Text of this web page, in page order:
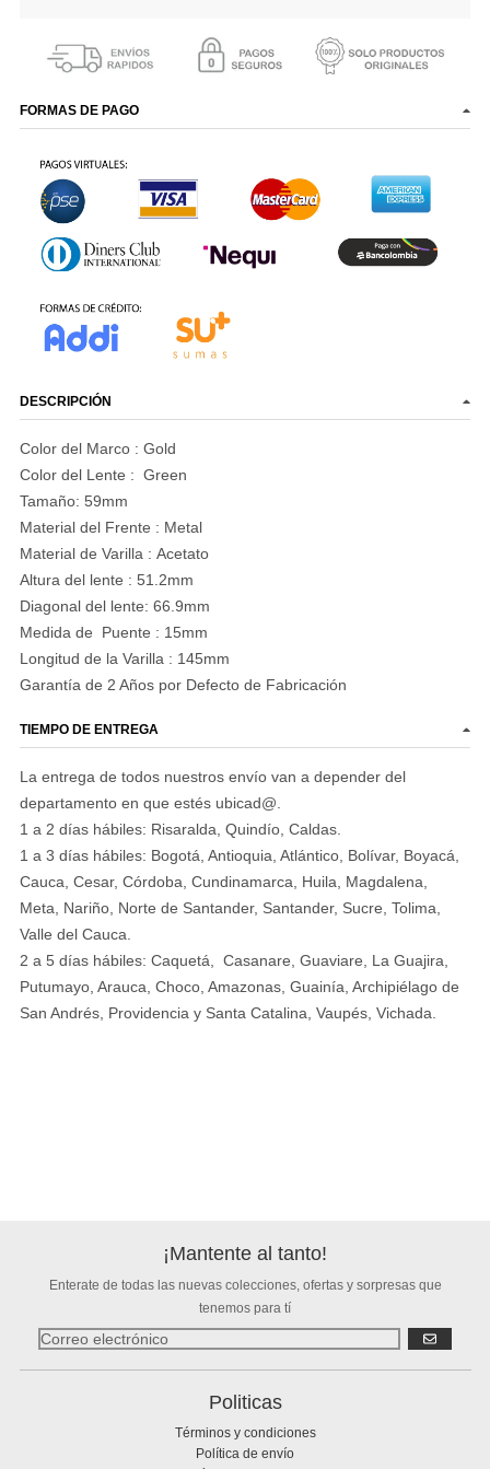
FORMAS DE PAGO
DESCRIPCIÓN
Color del Marco : Gold
Color del Lente : Green
Tamaño: 59mm
Material del Frente : Metal
Material de Varilla : Acetato
Altura del lente : 51.2mm
Diagonal del lente: 66.9mm
Medida de Puente : 15mm
Longitud de la Varilla : 145mm
Garantía de 2 Años por Defecto de Fabricación
TIEMPO DE ENTREGA
La entrega de todos nuestros envío van a depender del
departamento en que estés ubicad@.
1 a 2 días hábiles: Risaralda, Quindío, Caldas.
1 a 3 días hábiles: Bogotá, Antioquia, Atlántico, Bolívar, Boyacá,
Cauca, Cesar, Córdoba, Cundinamarca, Huila, Magdalena,
Meta, Nariño, Norte de Santander, Santander, Sucre, Tolima,
Valle del Cauca.
2 a 5 días hábiles: Caquetá, Casanare, Guaviare, La Guajira,
Putumayo, Arauca, Choco, Amazonas, Guainía, Archipiélago de
San Andrés, Providencia y Santa Catalina, Vaupés, Vichada.
¡Mantente al tanto!
Enterate de todas las nuevas colecciones, ofertas y sorpresas que
tenemos para tí
Politicas
Términos y condiciones
Política de envío